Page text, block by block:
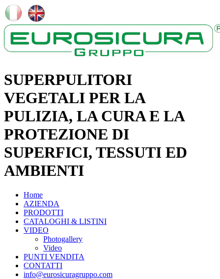
SUPERPULITORI
VEGETALI PER LA
PULIZIA, LA CURA E LA
PROTEZIONE DI
SUPERFICI, TESSUTI ED
AMBIENTI
Home
AZIENDA
PRODOTTI
CATALOGHI & LISTINI
VIDEO
Photogallery
Video
PUNTI VENDITA
CONTATTI
info@eurosicuragruppo.com